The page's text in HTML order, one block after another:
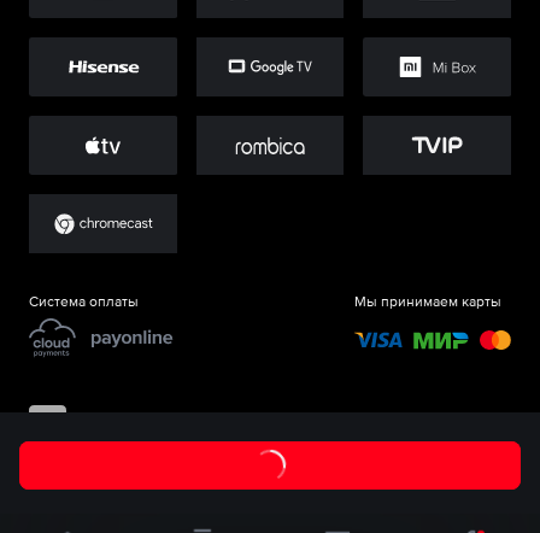
Система оплаты Мы принимаем карты